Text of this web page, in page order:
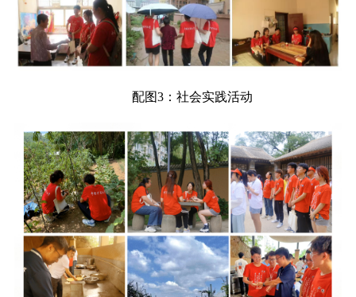
配图3：社会实践活动